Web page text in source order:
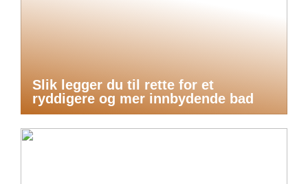
Slik legger du til rette for et
ryddigere og mer innbydende bad